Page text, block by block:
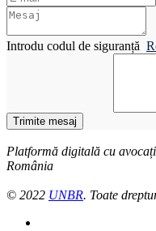
Introdu codul de siguranță
Trimite mesaj
Platformă digitală cu
România
© 2022 UNBR. Toate